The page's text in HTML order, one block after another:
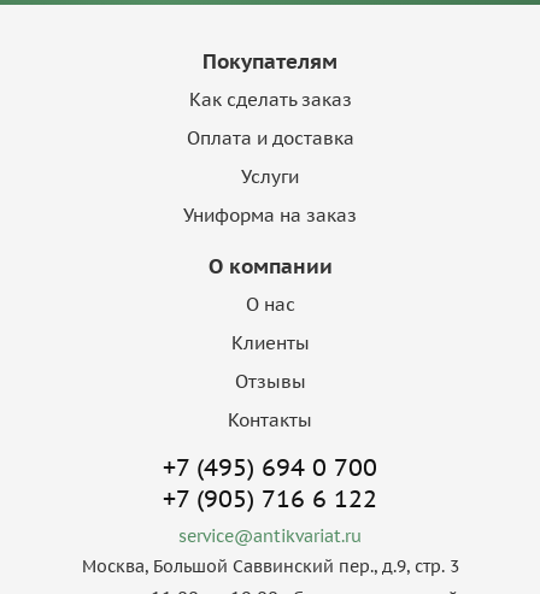
Покупателям
Как сделать заказ
Оплата и доставка
Услуги
Униформа на заказ
О компании
О нас
Клиенты
Отзывы
Контакты
+7 (495) 694 0 700
+7 (905) 716 6 122
service@antikvariat.ru
Москва, Большой Саввинский пер., д.9, стр. 3